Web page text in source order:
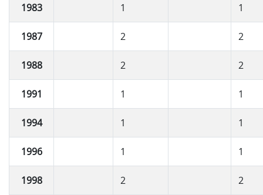
1983 1 1
1987 2 2
1988 2 2
1991 1 1
1994 1 1
1996 1 1
1998 2 2